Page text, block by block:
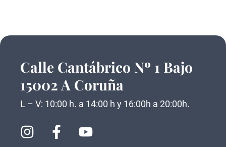
Calle Cantábrico Nº 1 Bajo
15002 A Coruña
L – V: 10:00 h. a 14:00 h y 16:00h a 20:00h.